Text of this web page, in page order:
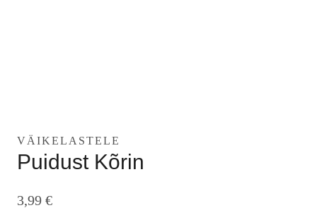
VÄIKELASTELE
Puidust Kõrin
3,99 €